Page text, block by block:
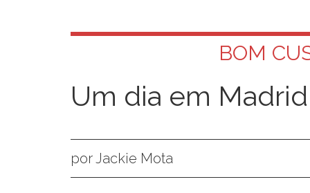
BOM
Um dia em Madrid
por Jackie Mota